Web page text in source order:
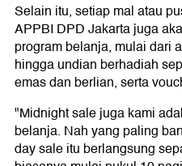
Selain itu, setiap mal atau
APPBI DPD Jakarta juga
program belanja, mulai dari
hingga undian berhadiah
emas dan berlian, serta
"Midnight sale juga kami
belanja. Nah yang paling
day sale itu berlangsung